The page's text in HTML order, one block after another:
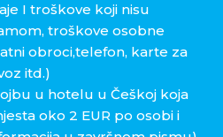
I troškove koji nisu
troškove osobne
obroci,telefon, karte za
itd.)
u hotelu u Češkoj koja
oko 2 EUR po osobi i